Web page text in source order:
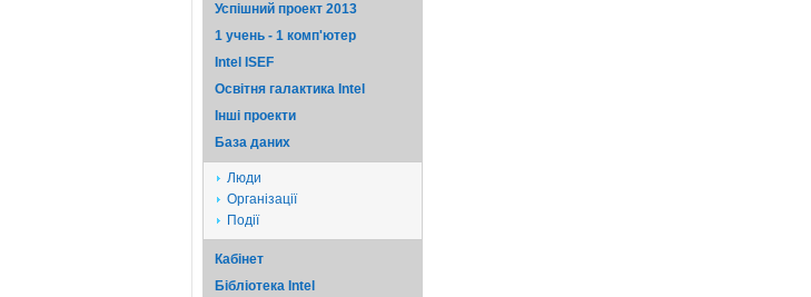
Успішний проект 2013
1 учень - 1 комп'ютер
Intel ISEF
Освітня галактика Intel
Iншi проекти
База даних
Люди
Організації
Події
Кабінет
Бібліотека Intel